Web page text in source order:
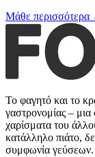
Μάθε περισσότερα
Το φαγητό και το
γαστρονομίας –
χαρίσματα του
κατάλληλο πιάτο,
συμφωνία γεύσεων.